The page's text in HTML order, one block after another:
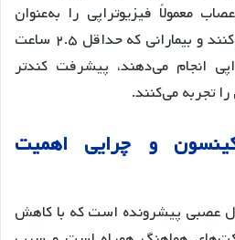
معمولاً فیزیوتراپی را به‌عنوان
مکمل دارودرمانی توصیه می‌کنند و بیمارانی که حداقل ۲.۵ ساعت
انجام می‌دهند، پیشرفت کندتر
تجربه می‌کنند.
و چرایی اهمیت
عصبی پیشرونده است که با کاهش